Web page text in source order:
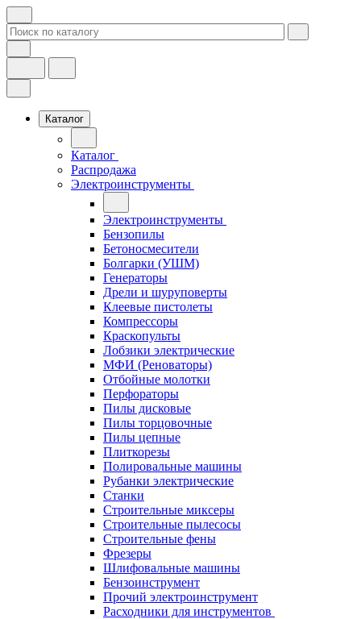
Каталог
Каталог
Распродажа
Электроинструменты
Электроинструменты
Бензопилы
Бетоносмесители
Болгарки (УШМ)
Генераторы
Дрели и шуруповерты
Клеевые пистолеты
Компрессоры
Краскопульты
Лобзики электрические
МФИ (Реноваторы)
Отбойные молотки
Перфораторы
Пилы дисковые
Пилы торцовочные
Пилы цепные
Плиткорезы
Полировальные машины
Рубанки электрические
Станки
Строительные миксеры
Строительные пылесосы
Строительные фены
Фрезеры
Шлифовальные машины
Бензоинструмент
Прочий электроинструмент
Расходники для инструментов